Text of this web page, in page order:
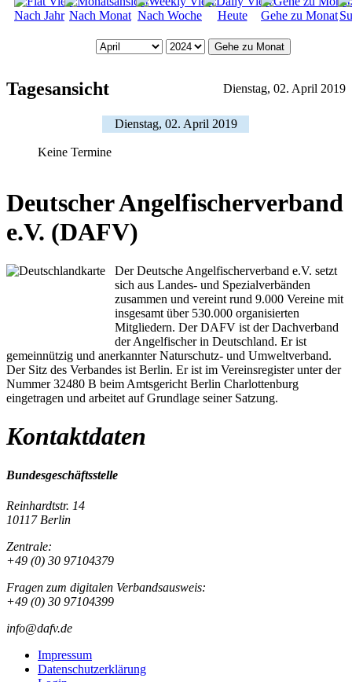
Nach Jahr Nach Monat Nach Woche Heute Gehe zu Monat
Gehe zu Monat
Tagesansicht Dienstag, 02. April 2019
Dienstag, 02. April 2019
Keine Termine
Deutscher Angelfischerverband
e.V. (DAFV)
Der Deutsche Angelfischerverband e.V. setzt
sich aus Landes- und Spezialverbänden
zusammen und vereint rund 9.000 Vereine mit
insgesamt über 530.000 organisierten
Mitgliedern. Der DAFV ist der Dachverband
der Angelfischer in Deutschland. Er ist
gemeinnützig und anerkannter Naturschutz- und Umweltverband.
Der Sitz des Verbandes ist Berlin. Er ist im Vereinsregister unter der
Nummer 32480 B beim Amtsgericht Berlin Charlottenburg
eingetragen und arbeitet auf Grundlage seiner Satzung.
Kontaktdaten
Bundesgeschäftsstelle
Reinhardtstr. 14
10117 Berlin
Zentrale:
+49 (0) 30 97104379
Fragen zum digitalen Verbandsausweis:
+49 (0) 30 97104399
info@dafv.de
Impressum
Datenschutzerklärung